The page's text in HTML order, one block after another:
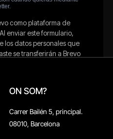
ON SOM?
Carrer Bailén 5, principal.
08010, Barcelona